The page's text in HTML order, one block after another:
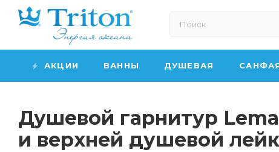
АКЦИИ ВАННЫ ДУШЕВАЯ
Душевой гарнитур
и верхней душевой